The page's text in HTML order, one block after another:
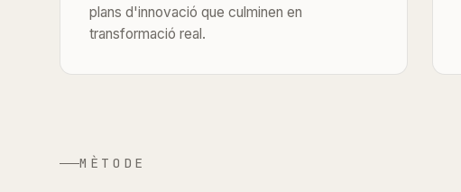
plans d'innovació que culminen en
transformació real.
MÈTODE